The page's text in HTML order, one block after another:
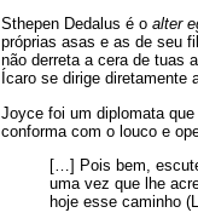
Sthepen Dedalus é o alter
próprias asas e as de seu
não derreta a cera de tuas
Ícaro se dirige diretamente
Joyce foi um diplomata
conforma com o louco e
[…] Pois bem,
uma vez que lhe
hoje esse caminho